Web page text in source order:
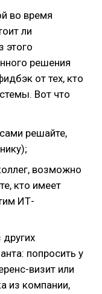
во время
ли
этого
решения
от тех, кто
Вот что
решайте,
возможно
кто имеет
ИТ-
попросить у
визит или
из компании,